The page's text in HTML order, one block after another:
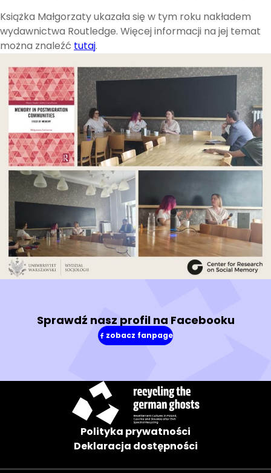
Książka Małgorzaty ukazała się w tym roku nakładem
wydawnictwa Routledge. Więcej informacji na jej temat
można znaleźć tutaj.
Sprawdź nasz profil na Facebooku
zobacz fanpage
(w
Polityka prywatności
Deklaracja dostępności